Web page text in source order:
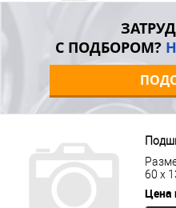
С ПОДБОРОМ?
60 x
Цена